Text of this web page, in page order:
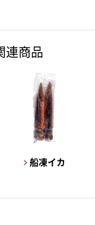
連商品
船凍イカ